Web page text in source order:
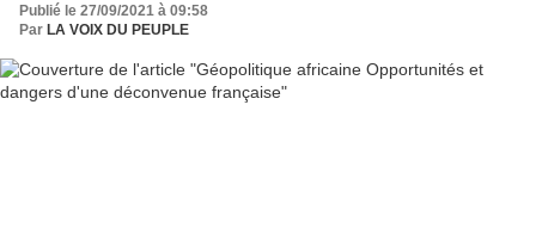
Publié le 27/09/2021 à 09:58
Par LA VOIX DU PEUPLE